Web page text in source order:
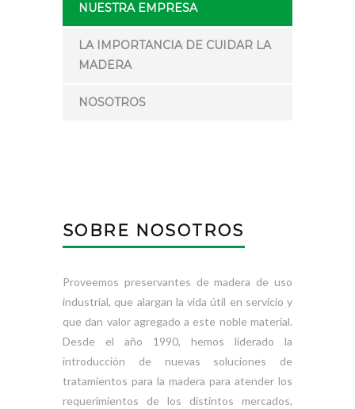
NUESTRA EMPRESA
LA IMPORTANCIA DE CUIDAR LA
MADERA
NOSOTROS
SOBRE NOSOTROS
Proveemos preservantes de madera de uso
industrial, que alargan la vida útil en servicio y
que dan valor agregado a este noble material.
Desde el año 1990, hemos liderado la
introducción de nuevas soluciones de
tratamientos para la madera para atender los
requerimientos de los distintos mercados,